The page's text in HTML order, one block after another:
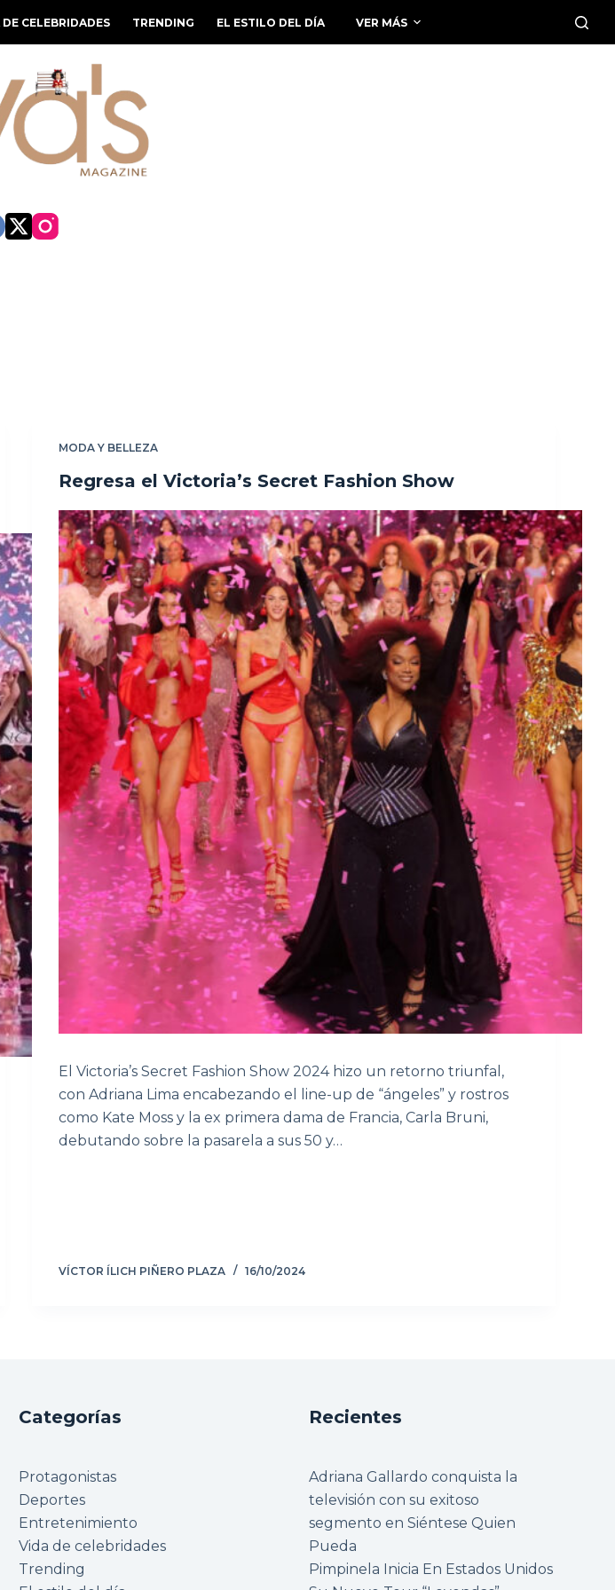
CELEBRIDADES TRENDING EL ESTILO DEL DÍA VER MÁS
MODA Y BELLEZA
Regresa el Victoria’s Secret Fashion Show
El Victoria’s Secret Fashion Show 2024 hizo un retorno triunfal,
con Adriana Lima encabezando el line-up de “ángeles” y rostros
como Kate Moss y la ex primera dama de Francia, Carla Bruni,
debutando sobre la pasarela a sus 50 y…
VÍCTOR ÍLICH PIÑERO PLAZA 16/10/2024
Categorías
Protagonistas
Deportes
Entretenimiento
Vida de celebridades
Trending
Recientes
Adriana Gallardo conquista la
televisión con su exitoso
segmento en Siéntese Quien
Pueda
Pimpinela Inicia En Estados Unidos